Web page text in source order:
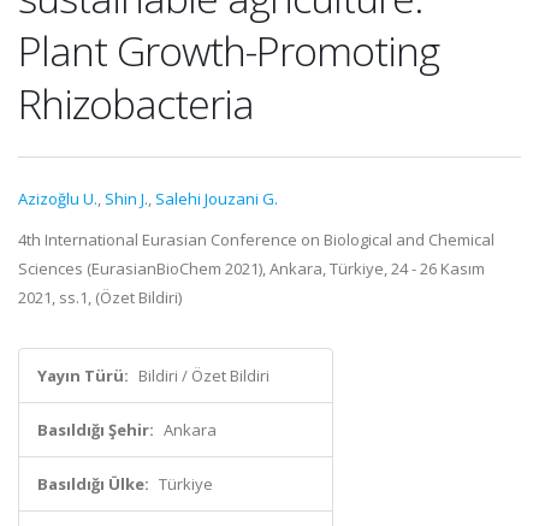
Plant Growth-Promoting
Rhizobacteria
Azizoğlu U., Shin J., Salehi Jouzani G.
4th International Eurasian Conference on Biological and Chemical
Sciences (EurasianBioChem 2021), Ankara, Türkiye, 24 - 26 Kasım
2021, ss.1, (Özet Bildiri)
Yayın Türü: Bildiri / Özet Bildiri
Basıldığı Şehir: Ankara
Basıldığı Ülke: Türkiye